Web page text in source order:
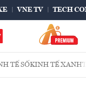
VNE TV TECH
TẾ SỐKINH TẾ XANH